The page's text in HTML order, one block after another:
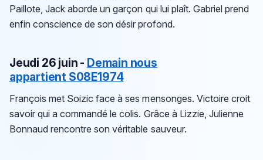
Paillote, Jack aborde un garçon qui lui plaît. Gabriel prend
enfin conscience de son désir profond.
Jeudi 26 juin - Demain nous
appartient S08E1974
François met Soizic face à ses mensonges. Victoire croit
savoir qui a commandé le colis. Grâce à Lizzie, Julienne
Bonnaud rencontre son véritable sauveur.